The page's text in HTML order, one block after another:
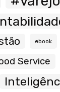
ebook
Service